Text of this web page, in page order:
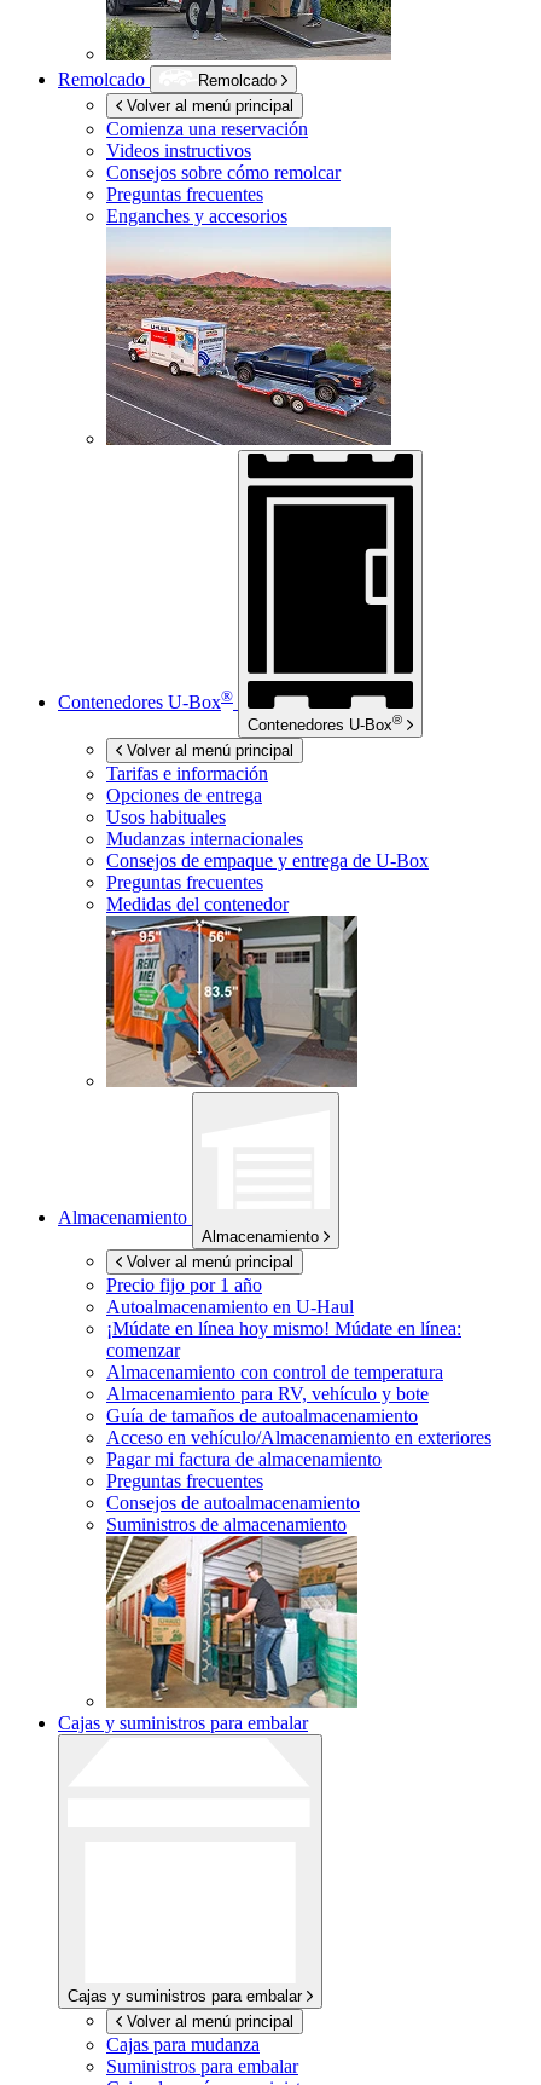
Remolcado
Remolcado
Volver al menú principal
Comienza una reservación
Videos instructivos
Consejos sobre cómo remolcar
Preguntas frecuentes
Enganches y accesorios
Contenedores U-Box®
Contenedores U-Box®
Volver al menú principal
Tarifas e información
Opciones de entrega
Usos habituales
Mudanzas internacionales
Consejos de empaque y entrega de U-Box
Preguntas frecuentes
Medidas del contenedor
Almacenamiento
Almacenamiento
Volver al menú principal
Precio fijo por 1 año
Autoalmacenamiento en U-Haul
¡Múdate en línea hoy mismo! Múdate en línea:
comenzar
Almacenamiento con control de temperatura
Almacenamiento para RV, vehículo y bote
Guía de tamaños de autoalmacenamiento
Acceso en vehículo/Almacenamiento en exteriores
Pagar mi factura de almacenamiento
Preguntas frecuentes
Consejos de autoalmacenamiento
Suministros de almacenamiento
Cajas y suministros para embalar
Cajas y suministros para embalar
Volver al menú principal
Cajas para mudanza
Suministros para embalar